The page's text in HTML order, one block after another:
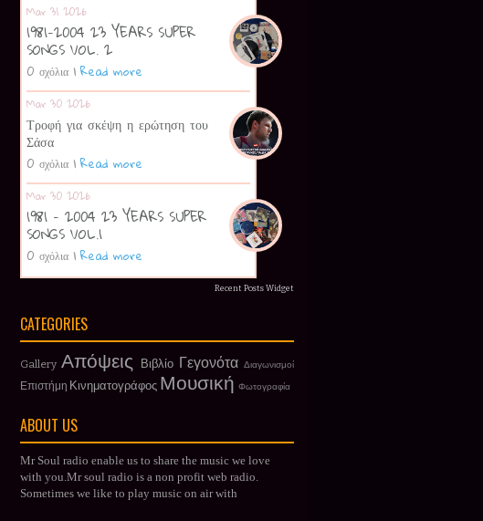
Mar 31 2026
1981-2004 23 YEARS SUPER
SONGS VOL. 2
0 σχόλια | Read more
Mar 30 2026
Τροφή για σκέψη η ερώτηση του
Σάσα
0 σχόλια | Read more
Mar 30 2026
1981 - 2004 23 YEARS SUPER
SONGS VOL.1
0 σχόλια | Read more
Recent Posts Widget
CATEGORIES
Gallery Απόψεις Βιβλίο Γεγονότα Διαγωνισμοί
Επιστήμη Κινηματογράφος Μουσική Φωτογραφία
ABOUT US
Mr Soul radio enable us to share the music we love
with you.Mr soul radio is a non profit web radio.
Sometimes we like to play music on air with